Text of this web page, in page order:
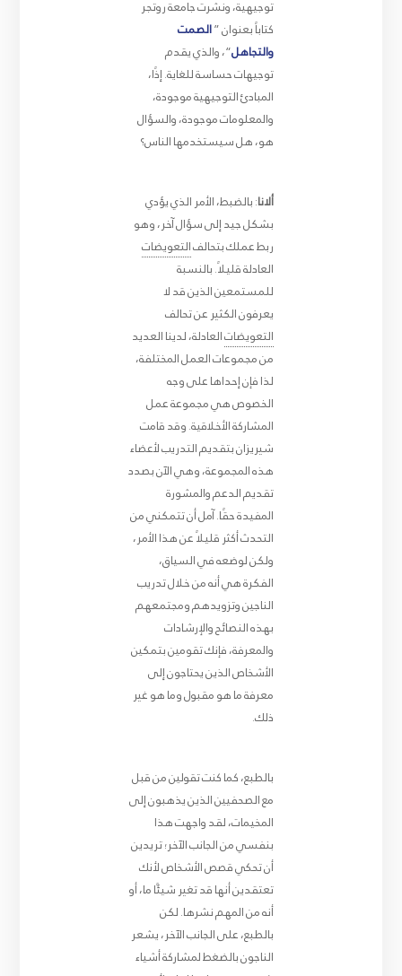
توجيهية، ونشرت جامعة روتجر
كتاباً بعنوان ”الصمت
والتجاهل“، والذي يقدم
توجيهات حساسة للغاية. إذًا،
المبادئ التوجيهية موجودة،
والمعلومات موجودة، والسؤال
هو، هل سيستخدمها الناس؟
ألانا: بالضبط، الأمر الذي يؤدي
بشكل جيد إلى سؤال آخر، وهو
ربط عملك بتحالفالتعويضات
العادلةقليلاً. بالنسبة
للمستمعين الذين قد لا
يعرفون الكثير عن تحالف
التعويضاتالعادلة، لدينا العديد
من مجموعات العمل المختلفة،
لذا فإن إحداها على وجه
الخصوص هي مجموعة عمل
المشاركة الأخلاقية. وقد قامت
شيريزان بتقديم التدريب لأعضاء
هذه المجموعة، وهي الآن بصدد
تقديم الدعم والمشورة
المفيدة حقًا. آمل أن تتمكني من
التحدث أكثر قليلاً عن هذا الأمر،
ولكن لوضعه في السياق،
الفكرة هي أنه من خلال تدريب
الناجين وتزويدهم ومجتمعهم
بهذه النصائح والإرشادات
والمعرفة، فإنك تقومين بتمكين
الأشخاص الذين يحتاجون إلى
معرفة ما هو مقبول وما هو غير
ذلك.
بالطبع، كما كنت تقولين من قبل
مع الصحفيين الذين يذهبون إلى
المخيمات، لقد واجهت هذا
بنفسي من الجانب الآخر؛ تريدين
أن تحكي قصص الأشخاص لأنك
تعتقدين أنها قد تغير شيئًا ما، أو
أنه من المهم نشرها. لكن
بالطبع، على الجانب الآخر، يشعر
الناجون بالضغط لمشاركة أشياء